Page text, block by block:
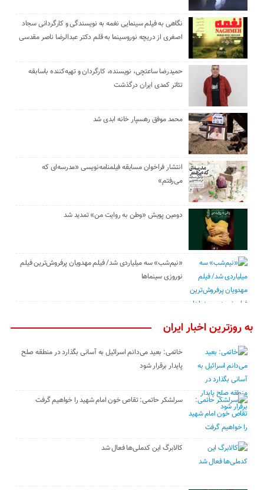
نگاهی به فیلم سینمایی نغمه به نویسندگی و کارگردانی سجاد
اصغری از دریچه نوروسینما به قلم دکتر عبدالرضا ناصر مقدسی
حمیدرضا ساعتچی، نویسنده، کارگردان و تهیه‌کننده باسابقه
تئاتر کمدی ایران درگذشت
محمد موفق رهسپار خانه ابدی شد
انتشار فراخوان مسابقه فیلمنامه‌نویسی «مدرسه‌ای که
می‌رفتم»
دومین پویش «وطن به روایت من» تمدید شد
«نیم‌شب» سه میلیاردی شد/ فیلم مهدویان پرفروش‌ترین فیلم
نوروزی سینماها
به روزترین اخبار ایران
خاتمی: بعید می‌دانم اسرائیل به آسانی بگذارد در منطقه صلح
پایدار برقرار شود
سرلشکر حاتمی: تقاص خون امام شهید را خواهیم گرفت
کالابرگ این کدملی‌ها فعال شد